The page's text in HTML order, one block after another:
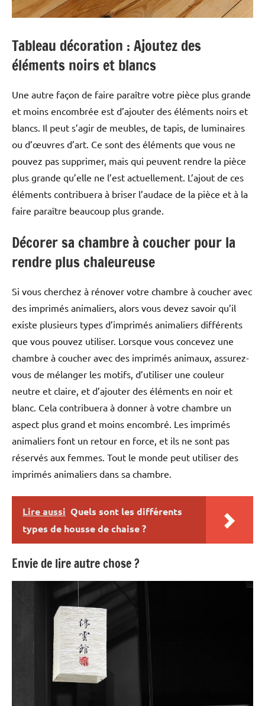
Tableau décoration : Ajoutez des
éléments noirs et blancs
Une autre façon de faire paraître votre pièce plus grande
et moins encombrée est d’ajouter des éléments noirs et
blancs. Il peut s’agir de meubles, de tapis, de luminaires
ou d’œuvres d’art. Ce sont des éléments que vous ne
pouvez pas supprimer, mais qui peuvent rendre la pièce
plus grande qu’elle ne l’est actuellement. L’ajout de ces
éléments contribuera à briser l’audace de la pièce et à la
faire paraître beaucoup plus grande.
Décorer sa chambre à coucher pour la
rendre plus chaleureuse
Si vous cherchez à rénover votre chambre à coucher avec
des imprimés animaliers, alors vous devez savoir qu’il
existe plusieurs types d’imprimés animaliers différents
que vous pouvez utiliser. Lorsque vous concevez une
chambre à coucher avec des imprimés animaux, assurez-
vous de mélanger les motifs, d’utiliser une couleur
neutre et claire, et d’ajouter des éléments en noir et
blanc. Cela contribuera à donner à votre chambre un
aspect plus grand et moins encombré. Les imprimés
animaliers font un retour en force, et ils ne sont pas
réservés aux femmes. Tout le monde peut utiliser des
imprimés animaliers dans sa chambre.
Lire aussi Quels sont les différents
types de housse de chaise ?
Envie de lire autre chose ?